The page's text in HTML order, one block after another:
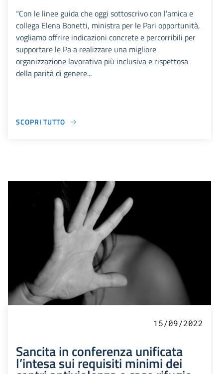
“Con le linee guida che oggi sottoscrivo con l’amica e
collega Elena Bonetti, ministra per le Pari opportunità,
vogliamo offrire indicazioni concrete e percorribili per
supportare le Pa a realizzare una migliore
organizzazione lavorativa più inclusiva e rispettosa
della parità di genere...
SCOPRI TUTTO
15/09/2022
Sancita in conferenza unificata
l’intesa sui requisiti minimi dei